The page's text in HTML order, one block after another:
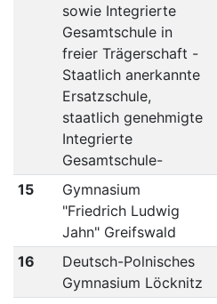
sowie Integrierte
Gesamtschule in
freier Trägerschaft -
Staatlich anerkannte
Ersatzschule,
staatlich genehmigte
Integrierte
Gesamtschule-
15
Gymnasium
"Friedrich Ludwig
Jahn" Greifswald
16
Deutsch-Polnisches
Gymnasium Löcknitz